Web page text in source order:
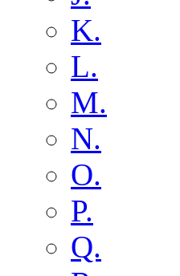
K.
L.
M.
N.
O.
P.
Q.